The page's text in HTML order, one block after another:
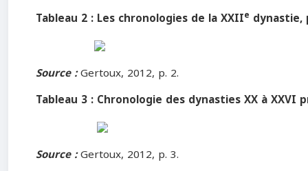
Tableau 2 : Les chronologies de la XXIIe dynastie,
Source :Gertoux, 2012, p. 2.
Tableau 3 : Chronologie des dynasties XX à XXVI
Source :Gertoux, 2012, p. 3.